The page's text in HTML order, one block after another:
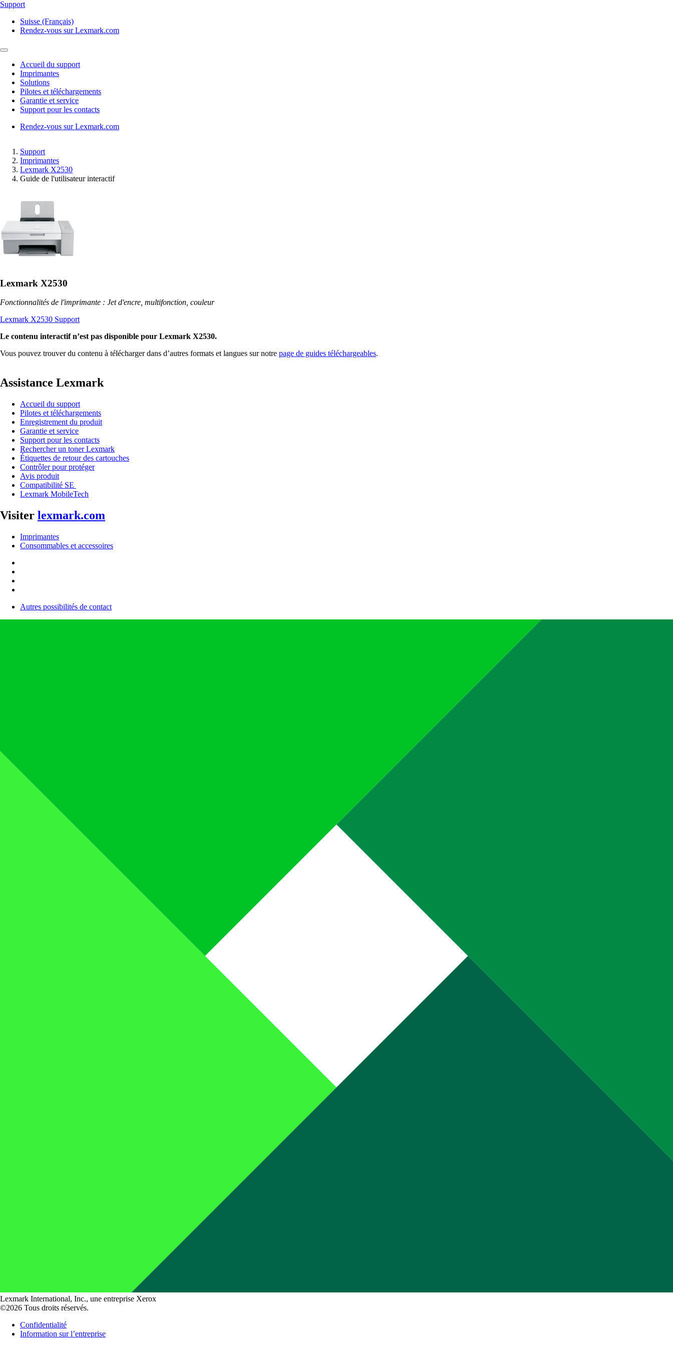
Support
Suisse (Français)
Rendez-vous sur Lexmark.com
Accueil du support
Imprimantes
Solutions
Pilotes et téléchargements
Garantie et service
Support pour les contacts
Rendez-vous sur Lexmark.com
Support
Imprimantes
Lexmark X2530
Guide de l'utilisateur interactif
Lexmark X2530
Fonctionnalités de l'imprimante : Jet d'encre, multifonction, couleur
Lexmark X2530 Support
Le contenu interactif n’est pas disponible pour Lexmark X2530.
Vous pouvez trouver du contenu à télécharger dans d’autres formats et langues sur notre page de guides téléchargeables.
Assistance Lexmark
Accueil du support
Pilotes et téléchargements
Enregistrement du produit
Garantie et service
Support pour les contacts
Rechercher un toner Lexmark
Étiquettes de retour des cartouches
Contrôler pour protéger
Avis produit
Compatibilité SE
Lexmark MobileTech
Visiter lexmark.com
Imprimantes
Consommables et accessoires
Autres possibilités de contact
Lexmark International, Inc., une entreprise Xerox
©2026 Tous droits réservés.
Confidentialité
Information sur l’entreprise